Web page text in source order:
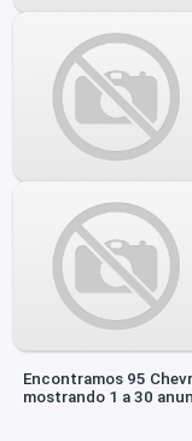
Encontramos 95
mostrando 1 a 30